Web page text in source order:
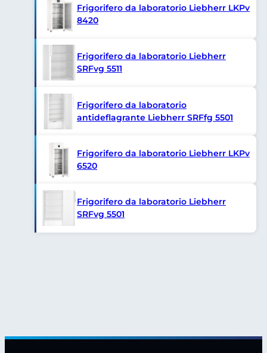
Frigorifero da laboratorio Liebherr LKPv
8420
Frigorifero da laboratorio Liebherr
SRFvg 5511
Frigorifero da laboratorio
antideflagrante Liebherr SRFfg 5501
Frigorifero da laboratorio Liebherr LKPv
6520
Frigorifero da laboratorio Liebherr
SRFvg 5501